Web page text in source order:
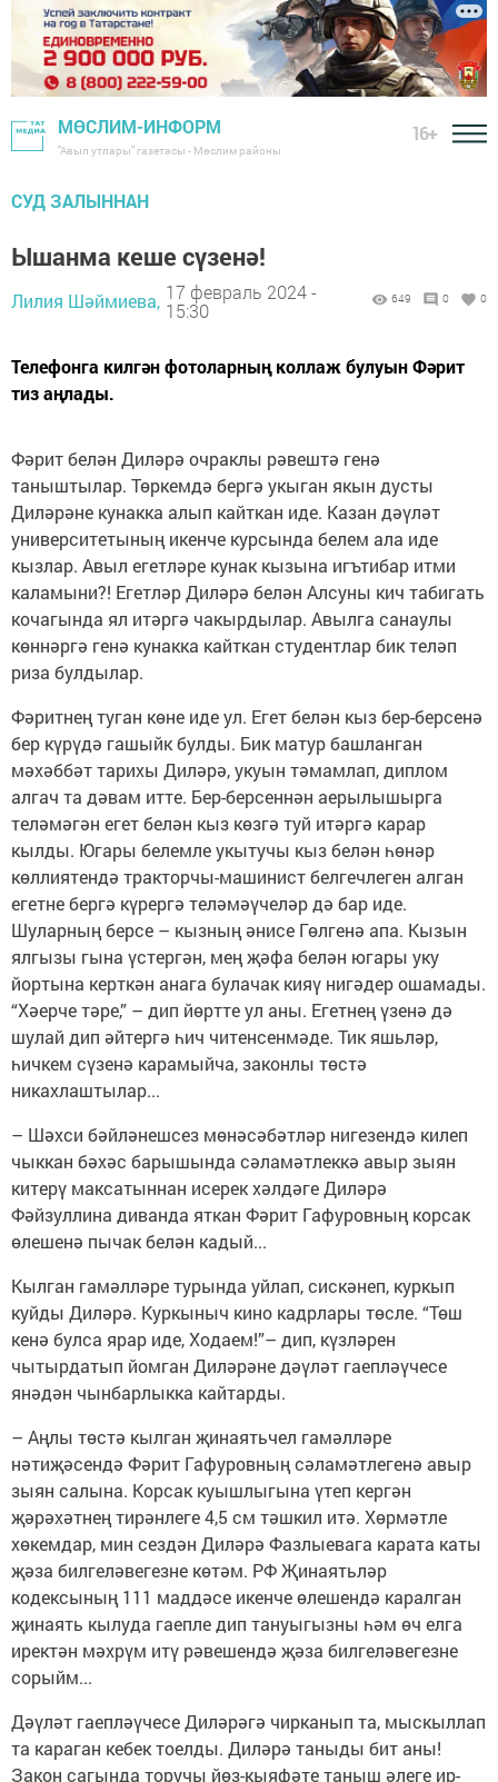
МӨСЛИМ-ИНФОРМ
"Авыл утлары" газетасы - Мөслим районы
16+
СУД ЗАЛЫННАН
Ышанма кеше сүзенә!
Лилия Шәймиева, 17 февраль 2024 -
15:30
649 0 0
Телефонга килгән фотоларның коллаж булуын Фәрит
тиз аңлады.
Фәрит белән Диләрә очраклы рәвештә генә
таныштылар. Төркемдә бергә укыган якын дусты
Диләрәне кунакка алып кайткан иде. Казан дәүләт
университетының икенче курсында белем ала иде
кызлар. Авыл егетләре кунак кызына игътибар итми
каламыни?! Егетләр Диләрә белән Алсуны кич табигать
кочагында ял итәргә чакырдылар. Авылга санаулы
көннәргә генә кунакка кайткан студентлар бик теләп
риза булдылар.
Фәритнең туган көне иде ул. Егет белән кыз бер-берсенә
бер күрүдә гашыйк булды. Бик матур башланган
мәхәббәт тарихы Диләрә, укуын тәмамлап, диплом
алгач та дәвам итте. Бер-берсеннән аерылышырга
теләмәгән егет белән кыз көзгә туй итәргә карар
кылды. Югары белемле укытучы кыз белән һөнәр
көллиятендә тракторчы-машинист белгечлеген алган
егетне бергә күрергә теләмәүчеләр дә бар иде.
Шуларның берсе – кызның әнисе Гөлгенә апа. Кызын
ялгызы гына үстергән, мең җәфа белән югары уку
йортына керткән анага булачак кияү нигәдер ошамады.
“Хәерче тәре,” – дип йөртте ул аны. Егетнең үзенә дә
шулай дип әйтергә һич читенсенмәде. Тик яшьләр,
һичкем сүзенә карамыйча, законлы төстә
никахлаштылар...
– Шәхси бәйләнешсез мөнәсәбәтләр нигезендә килеп
чыккан бәхәс барышында сәламәтлеккә авыр зыян
китерү максатыннан исерек хәлдәге Диләрә
Фәйзуллина диванда яткан Фәрит Гафуровның корсак
өлешенә пычак белән кадый...
Кылган гамәлләре турында уйлап, сискәнеп, куркып
куйды Диләрә. Куркыныч кино кадрлары төсле. “Төш
кенә булса ярар иде, Ходаем!”– дип, күзләрен
чытырдатып йомган Диләрәне дәүләт гаепләүчесе
янәдән чынбарлыкка кайтарды.
– Аңлы төстә кылган җинаятьчел гамәлләре
нәтиҗәсендә Фәрит Гафуровның сәламәтлегенә авыр
зыян салына. Корсак куышлыгына үтеп кергән
җәрәхәтнең тирәнлеге 4,5 см тәшкил итә. Хөрмәтле
хөкемдар, мин сездән Диләрә Фазлыевага карата каты
җәза билгеләвегезне көтәм. РФ Җинаятьләр
кодексының 111 маддәсе икенче өлешендә каралган
җинаять кылуда гаепле дип тануыгызны һәм өч елга
иректән мәхрүм итү рәвешендә җәза билгеләвегезне
сорыйм...
Дәүләт гаепләүчесе Диләрәгә чирканып та, мыскыллап
та караган кебек тоелды. Диләрә таныды бит аны!
Закон сагында торучы йөз-кыяфәте таныш әлеге ир-